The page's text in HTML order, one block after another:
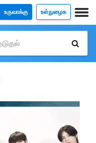
உருவாக்கு உள்நுழைக